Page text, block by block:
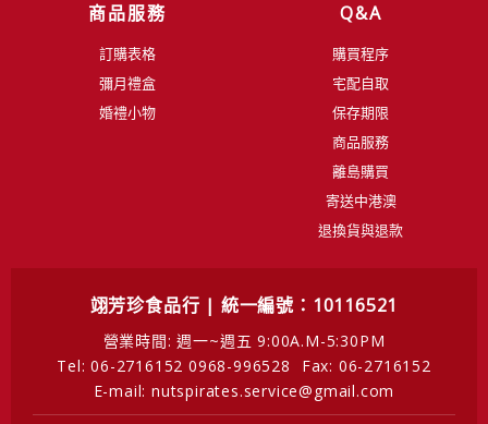
商品服務
訂購表格
彌月禮盒
婚禮小物
Q&A
購買程序
宅配自取
保存期限
商品服務
離島購買
寄送中港澳
退換貨與退款
翊芳珍食品行 | 統一編號：10116521
營業時間: 週一~週五 9:00A.M-5:30PM
Tel: 06-2716152 0968-996528
Fax: 06-2716152
E-mail: nutspirates.service@gmail.com